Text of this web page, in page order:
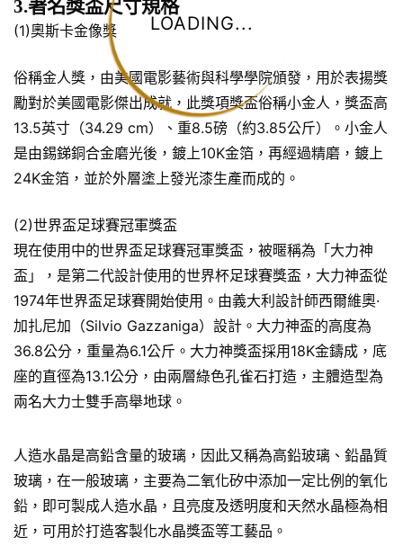
LOADING...
3.著名獎盃尺寸規格
(1)奧斯卡金像獎
俗稱金人獎，由美國電影藝術與科學學院頒發，用於表揚獎
勵對於美國電影傑出成就，此獎項獎盃俗稱小金人，獎盃高
13.5英寸（34.29 cm）、重8.5磅（約3.85公斤）。小金人
是由錫銻銅合金磨光後，鍍上10K金箔，再經過精磨，鍍上
24K金箔，並於外層塗上發光漆生產而成的。
(2)世界盃足球賽冠軍獎盃
現在使用中的世界盃足球賽冠軍獎盃，被暱稱為「大力神
盃」，是第二代設計使用的世界杯足球賽獎盃，大力神盃從
1974年世界盃足球賽開始使用。由義大利設計師西爾維奧·
加扎尼加（Silvio Gazzaniga）設計。大力神盃的高度為
36.8公分，重量為6.1公斤。大力神獎盃採用18K金鑄成，底
座的直徑為13.1公分，由兩層綠色孔雀石打造，主體造型為
兩名大力士雙手高舉地球。
人造水晶是高鉛含量的玻璃，因此又稱為高鉛玻璃、鉛晶質
玻璃，在一般玻璃，主要為二氧化矽中添加一定比例的氧化
鉛，即可製成人造水晶，且亮度及透明度和天然水晶極為相
近，可用於打造客製化水晶獎盃等工藝品。